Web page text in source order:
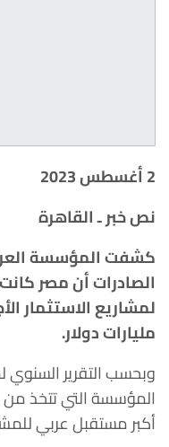
2 أغسطس 2023
نص خبر ـ القاهرة
كشفت المؤسسة
الصادرات أن مصر
مليارات دولار.
وبحسب التقرير السنوي
المؤسسة التي تتخذ من
أكبر مستقبل عربي للمشروعات